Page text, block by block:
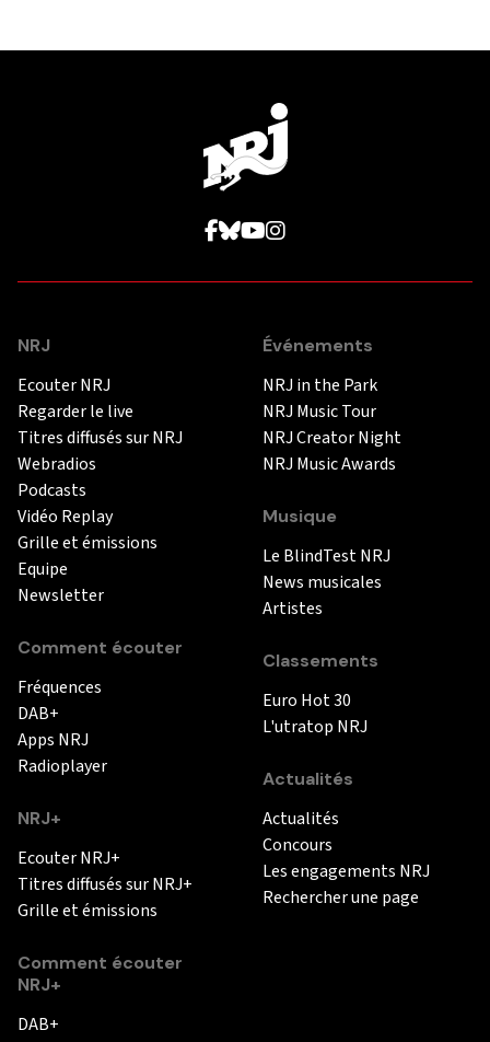
NRJ
Ecouter NRJ
Regarder le live
Titres diffusés sur NRJ
Webradios
Podcasts
Vidéo Replay
Grille et émissions
Equipe
Newsletter
Comment écouter
Fréquences
DAB+
Apps NRJ
Radioplayer
NRJ+
Ecouter NRJ+
Titres diffusés sur NRJ+
Grille et émissions
Comment écouter
NRJ+
DAB+
Événements
NRJ in the Park
NRJ Music Tour
NRJ Creator Night
NRJ Music Awards
Musique
Le BlindTest NRJ
News musicales
Artistes
Classements
Euro Hot 30
L'utratop NRJ
Actualités
Actualités
Concours
Les engagements NRJ
Rechercher une page